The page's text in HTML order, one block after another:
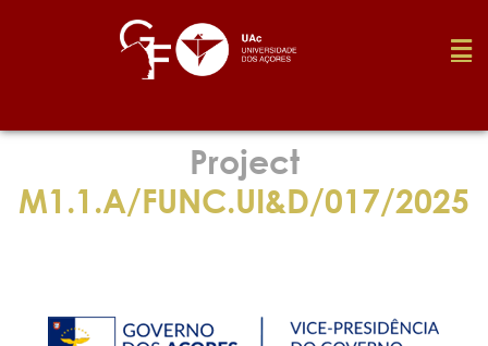
Foundation
Media
Project
M1.1.A/FUNC.UI&D/017/2025